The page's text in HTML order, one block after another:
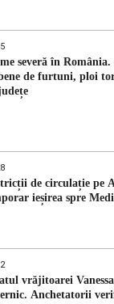
severă în
de furtuni, ploi
de circulație pe
ieșirea spre
vrăjitoarei
Anchetatorii